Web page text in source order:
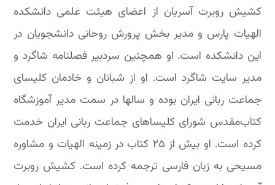
کشیش روبرت آسریان از اعضای هیئت علمی دانشکده
الهیات پارس و مدیر بخش پرورش روحانی دانشجویان در
این دانشکده است. او همچنین سردبیر فصلنامه شاگرد و
مدیر سایت شاگرد است. او از شبانان و خادمان کلیسای
جماعت ربانی ایران بوده و سالها در سمت مدیر آموزشگاه
کتاب‌مقدس شورای کلیساهای جماعت ربانی ایران خدمت
کرده است. او بیش از ۲۵ کتاب در زمینه الهیات و مشاوره
مسیحی به زبان فارسی ترجمه کرده است. کشیش روبرت